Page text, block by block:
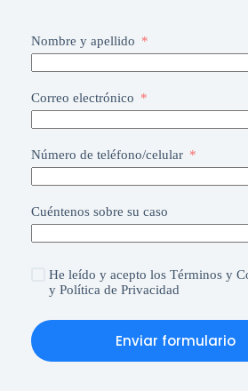
Nombre y apellido
Correo electrónico
Número de teléfono/celular
Cuéntenos sobre su caso
He leído y acepto los Términos y
y Política de Privacidad
Enviar formulario